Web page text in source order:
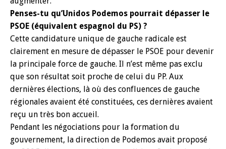
Penses-tu qu’Unidos Podemos pourrait dépasser le
PSOE (équivalent espagnol du PS) ?
Cette candidature unique de gauche radicale est
clairement en mesure de dépasser le PSOE pour devenir
la principale force de gauche. Il n’est même pas exclu
que son résultat soit proche de celui du PP. Aux
dernières élections, là où des confluences de gauche
régionales avaient été constituées, ces dernières avaient
reçu un très bon accueil.
Pendant les négociations pour la formation du
gouvernement, la direction de Podemos avait proposé